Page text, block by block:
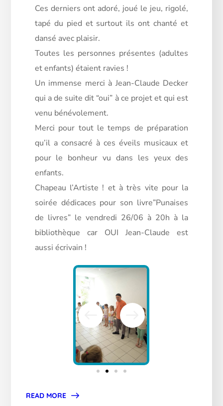
Ces derniers ont adoré, joué le jeu, rigolé,
tapé du pied et surtout ils ont chanté et
dansé avec plaisir.
Toutes les personnes présentes (adultes
et enfants) étaient ravies !
Un immense merci à Jean-Claude Decker
qui a de suite dit “oui” à ce projet et qui est
venu bénévolement.
Merci pour tout le temps de préparation
qu’il a consacré à ces éveils musicaux et
pour le bonheur vu dans les yeux des
enfants.
Chapeau l’Artiste ! et à très vite pour la
soirée dédicaces pour son livre”Punaises
de livres” le vendredi 26/06 à 20h à la
bibliothèque car OUI Jean-Claude est
aussi écrivain !
READ MORE